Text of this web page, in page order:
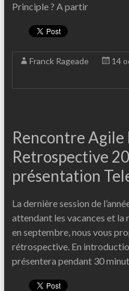
Principle ? A partir
Franck Rageade 14
Rencontre Agile
Retrospective
présentation
La dernière session de
attendant les vacances et la
en septembre, nous vous
rétrospective. En
présentera pendant 30